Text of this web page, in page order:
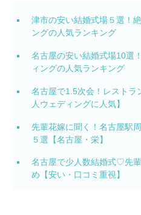
津市の安い結婚式場５選！
ングの人気ランキング
名古屋の安い結婚式場10選
ィングの人気ランキング
名古屋で1.5次会！レストラ
人ウェディングに人気】
先輩花嫁に聞く！名古屋駅
５選【名古屋・栄】
名古屋で少人数結婚式♡先
め【安い・口コミ重視】